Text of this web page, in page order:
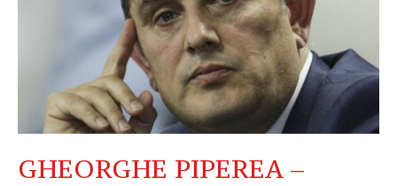
GHEORGHE PIPEREA –